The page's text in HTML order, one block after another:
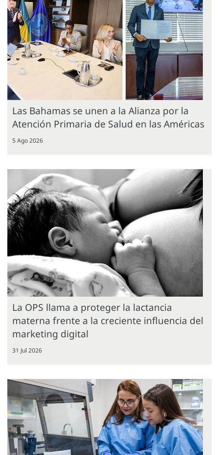
Las Bahamas se unen a la Alianza por la
Atención Primaria de Salud en las Américas
5 Ago 2026
La OPS llama a proteger la lactancia
materna frente a la creciente influencia del
marketing digital
31 Jul 2026